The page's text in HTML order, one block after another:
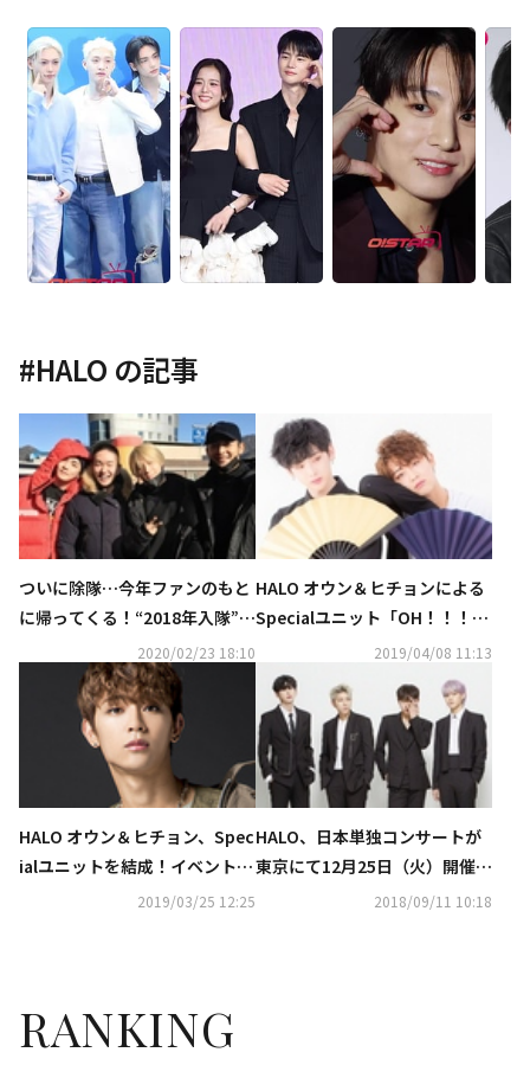
#HALO の記事
ついに除隊…今年ファンのもと
に帰ってくる！“2018年入隊”韓
国スターたちに注目2020/02/23 18:10
HALO オウン＆ヒチョンによる
Specialユニット「OH！！！！
2」日本イベントを控え新ビジ
ュアル公開！
2019/04/08 11:13
HALO オウン＆ヒチョン、Spec
ialユニットを結成！イベント
「寄席（よせ）ばいいのに」開
2019/03/25 12:25
HALO、日本単独コンサートが
東京にて12月25日（火）開催決
2018/09/11 10:18
RANKING